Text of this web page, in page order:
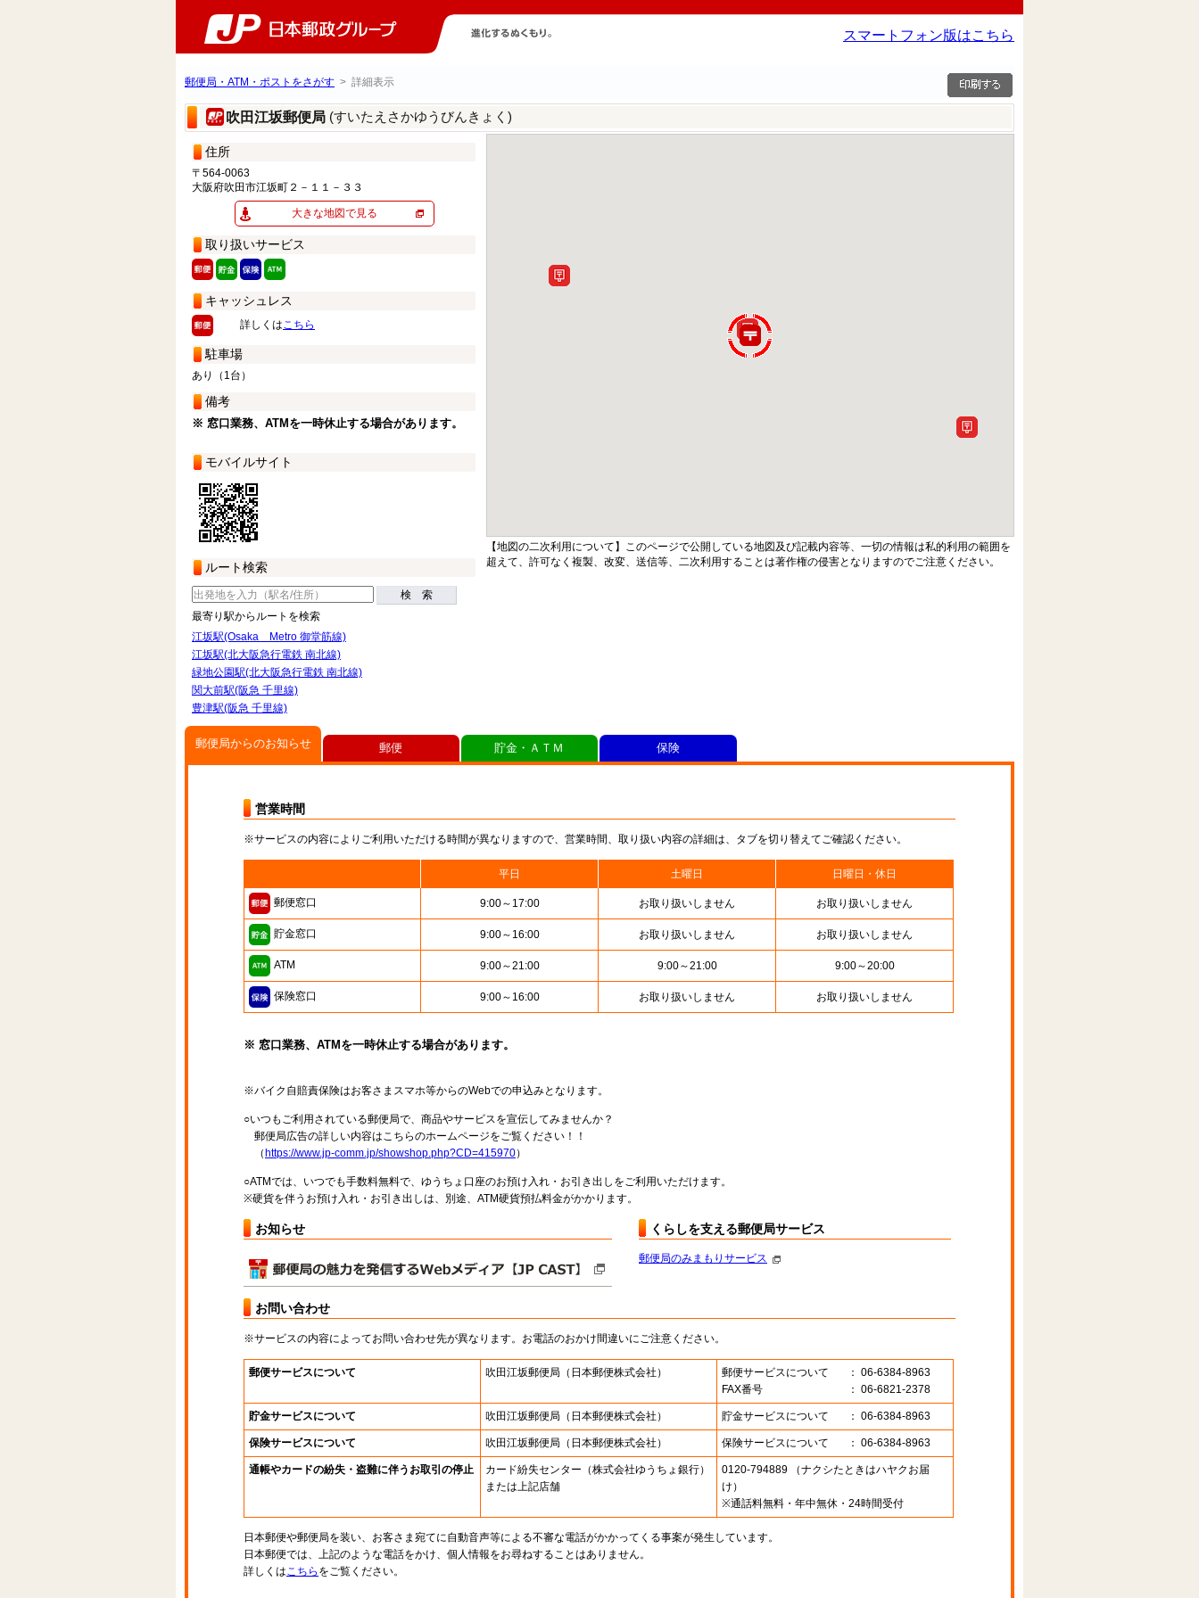
スマートフォン版はこちら
郵便局・ATM・ポストをさがす > 詳細表示
吹田江坂郵便局 (すいたえさかゆうびんきょく)
住所
〒564-0063
大阪府吹田市江坂町２－１１－３３
大きな地図で見る
取り扱いサービス
キャッシュレス
詳しくはこちら
駐車場
あり（1台）
備考
※ 窓口業務、ATMを一時休止する場合があります。
モバイルサイト
ルート検索
検 索
最寄り駅からルートを検索
江坂駅(Osaka Metro 御堂筋線)
江坂駅(北大阪急行電鉄 南北線)
緑地公園駅(北大阪急行電鉄 南北線)
関大前駅(阪急 千里線)
豊津駅(阪急 千里線)
【地図の二次利用について】このページで公開している地図及び記載内容等、一切の情報は私的利用の範囲を
超えて、許可なく複製、改変、送信等、二次利用することは著作権の侵害となりますのでご注意ください。
郵便局からのお知らせ
営業時間
※サービスの内容によりご利用いただける時間が異なりますので、営業時間、取り扱い内容の詳細は、タブを切り替えてご確認ください。
平日 土曜日 日曜日・休日
郵便窓口 9:00～17:00 お取り扱いしません お取り扱いしません
貯金窓口 9:00～16:00 お取り扱いしません お取り扱いしません
ATM 9:00～21:00 9:00～21:00 9:00～20:00
保険窓口 9:00～16:00 お取り扱いしません お取り扱いしません
※ 窓口業務、ATMを一時休止する場合があります。
※バイク自賠責保険はお客さまスマホ等からのWebでの申込みとなります。
○いつもご利用されている郵便局で、商品やサービスを宣伝してみませんか？
郵便局広告の詳しい内容はこちらのホームページをご覧ください！！
（ https://www.jp-comm.jp/showshop.php?CD=415970）
○ATMでは、いつでも手数料無料で、ゆうちょ口座のお預け入れ・お引き出しをご利用いただけます。
※硬貨を伴うお預け入れ・お引き出しは、別途、ATM硬貨預払料金がかかります。
お知らせ くらしを支える郵便局サービス
郵便局のみまもりサービス
お問い合わせ
※サービスの内容によってお問い合わせ先が異なります。お電話のおかけ間違いにご注意ください。
郵便サービスについて 吹田江坂郵便局 （日本郵便株式会社） 郵便サービスについて
： 06-6384-8963
FAX番号
： 06-6821-2378
貯金サービスについて 吹田江坂郵便局 （日本郵便株式会社） 貯金サービスについて ： 06-6384-8963
保険サービスについて 吹田江坂郵便局 （日本郵便株式会社） 保険サービスについて ： 06-6384-8963
通帳やカードの紛失・盗難に伴うお取引の停止 カード紛失センター （株式会社ゆうちょ銀行）
または上記店舗
0120-794889 （ナクシたときはハヤクお届
け）
※通話料無料・年中無休・24時間受付
日本郵便や郵便局を装い、お客さま宛てに自動音声等による不審な電話がかかってくる事案が発生しています。
日本郵便では、上記のような電話をかけ、個人情報をお尋ねすることはありません。
詳しくはこちら をご覧ください。
郵便 貯金・ＡＴＭ 保険